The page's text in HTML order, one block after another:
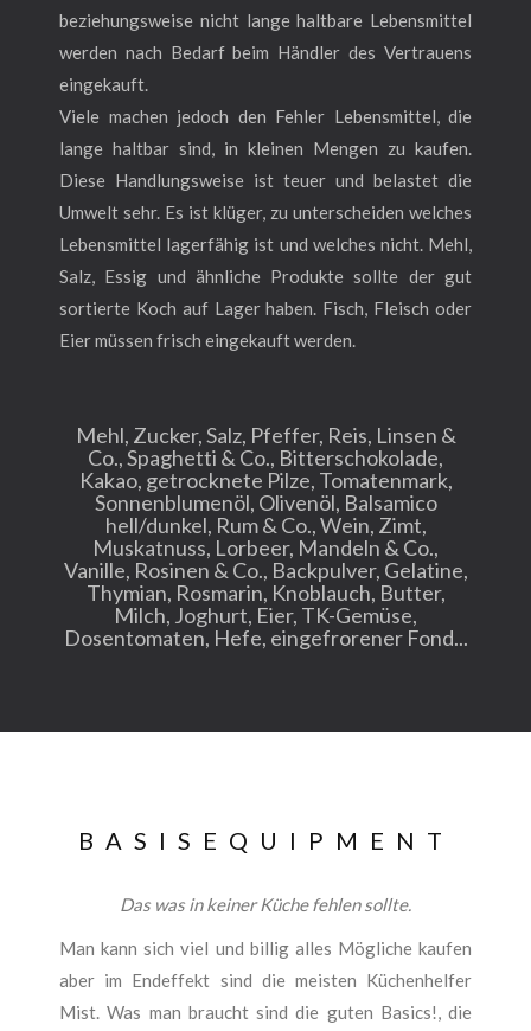
beziehungsweise nicht lange haltbare Lebensmittel
werden nach Bedarf beim Händler des Vertrauens
eingekauft.
Viele machen jedoch den Fehler Lebensmittel, die
lange haltbar sind, in kleinen Mengen zu kaufen.
Diese Handlungsweise ist teuer und belastet die
Umwelt sehr. Es ist klüger, zu unterscheiden welches
Lebensmittel lagerfähig ist und welches nicht. Mehl,
Salz, Essig und ähnliche Produkte sollte der gut
sortierte Koch auf Lager haben. Fisch, Fleisch oder
Eier müssen frisch eingekauft werden.
Mehl, Zucker, Salz, Pfeffer, Reis, Linsen &
Co., Spaghetti & Co., Bitterschokolade,
Kakao, getrocknete Pilze, Tomatenmark,
Sonnenblumenöl, Olivenöl, Balsamico
hell/dunkel, Rum & Co., Wein, Zimt,
Muskatnuss, Lorbeer, Mandeln & Co.,
Vanille, Rosinen & Co., Backpulver, Gelatine,
Thymian, Rosmarin, Knoblauch, Butter,
Milch, Joghurt, Eier, TK-Gemüse,
Dosentomaten, Hefe, eingefrorener Fond...
BASIS­EQUIPMENT
Das was in keiner Küche fehlen sollte.
Man kann sich viel und billig alles Mögliche kaufen
aber im Endeffekt sind die meisten Küchenhelfer
Mist. Was man braucht sind die guten Basics!, die